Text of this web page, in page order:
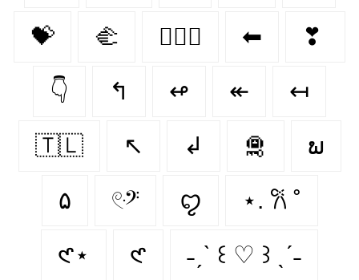
💝 🫲 👩‍❤️‍👩 ⬅ ❣
👇 ↰ ↫ ↞ ↤
🇹🇱 ↖ ↲ 🛅 ພ
۵ 𓏲ּ𝄢 ꨄ︎ ⋆. 𐙚 ˚
𑣲⋆ 𑣲 ˗ˏˋ ꒰ ♡ ꒱ ˎˊ˗